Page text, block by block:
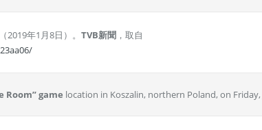
年1月8日）。 TVB新聞 ，取自
Room” game location in Koszalin, northern Poland, on Friday,